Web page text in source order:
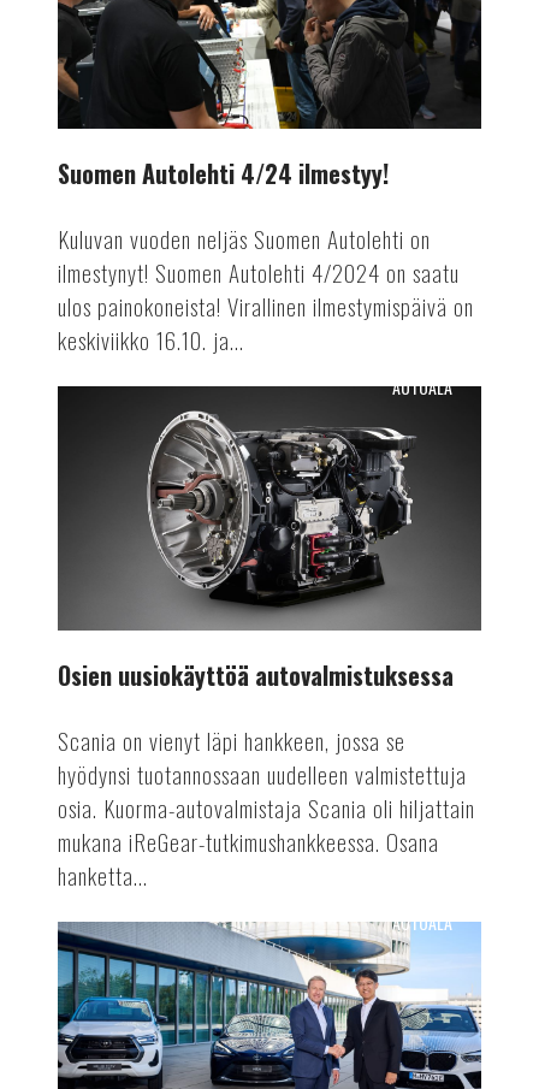
Suomen Autolehti 4/24 ilmestyy!
Kuluvan vuoden neljäs Suomen Autolehti on
ilmestynyt! Suomen Autolehti 4/2024 on saatu
ulos painokoneista! Virallinen ilmestymispäivä on
keskiviikko 16.10. ja...
autovalmistuksessa
AUTOALA
Osien uusiokäyttöä autovalmistuksessa
Scania on vienyt läpi hankkeen, jossa se
hyödynsi tuotannossaan uudelleen valmistettuja
osia. Kuorma-autovalmistaja Scania oli hiljattain
mukana iReGear-tutkimushankkeessa. Osana
hanketta...
Vetyautoa
sarjatuotantoon
AUTOALA